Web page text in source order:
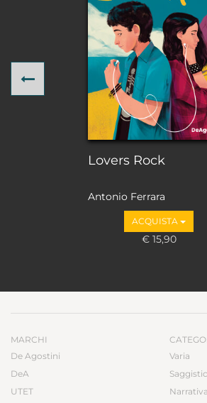
Lovers Rock
Antonio Ferrara
ACQUISTA
€ 15,90
Previous
MARCHI
De Agostini
DeA
UTET
Varia
Narrativa